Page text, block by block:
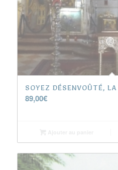
SOYEZ DÉSENVOÛTÉ,
89,00€